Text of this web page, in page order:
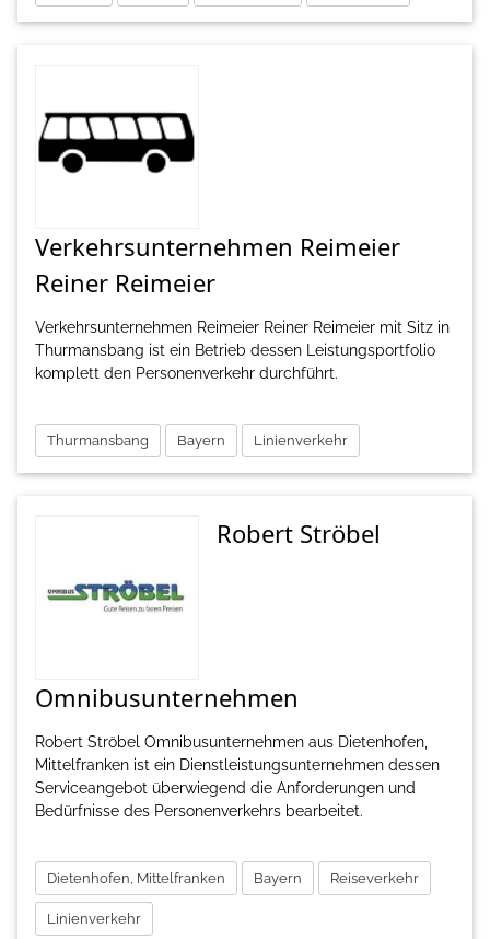
Verkehrsunternehmen Reimeier
Reiner Reimeier
Verkehrsunternehmen Reimeier Reiner Reimeier mit Sitz in
Thurmansbang ist ein Betrieb dessen Leistungsportfolio
komplett den Personenverkehr durchführt.
Thurmansbang Bayern Linienverkehr
Robert Ströbel
Omnibusunternehmen
Robert Ströbel Omnibusunternehmen aus Dietenhofen,
Mittelfranken ist ein Dienstleistungsunternehmen dessen
Serviceangebot überwiegend die Anforderungen und
Bedürfnisse des Personenverkehrs bearbeitet.
Dietenhofen, Mittelfranken Bayern Reiseverkehr
Linienverkehr